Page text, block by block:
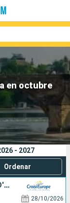
en octubre
Compañías
- 2027
Ordenar
PRAGUE, L'IMPÉRIALE ET SES PALAIS D'EXCEPTION, UNE CROISIÈRE DANS L'INTIMITÉ DES GRANDES FAMILLES ARISTOCRATIQUES
28/10/2026